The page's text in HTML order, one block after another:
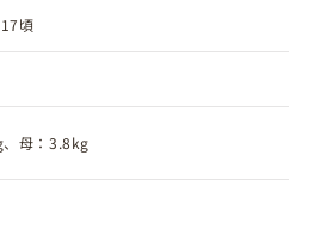
頃
母：3.8kg